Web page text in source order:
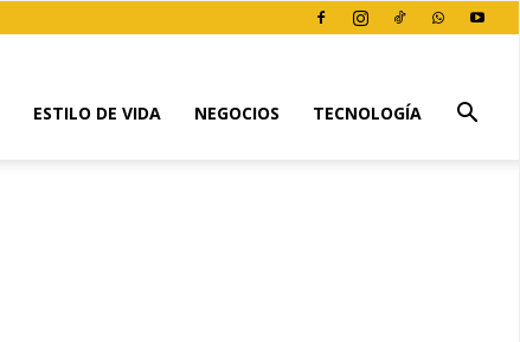
ESTILO DE VIDA NEGOCIOS TECNOLOGÍA